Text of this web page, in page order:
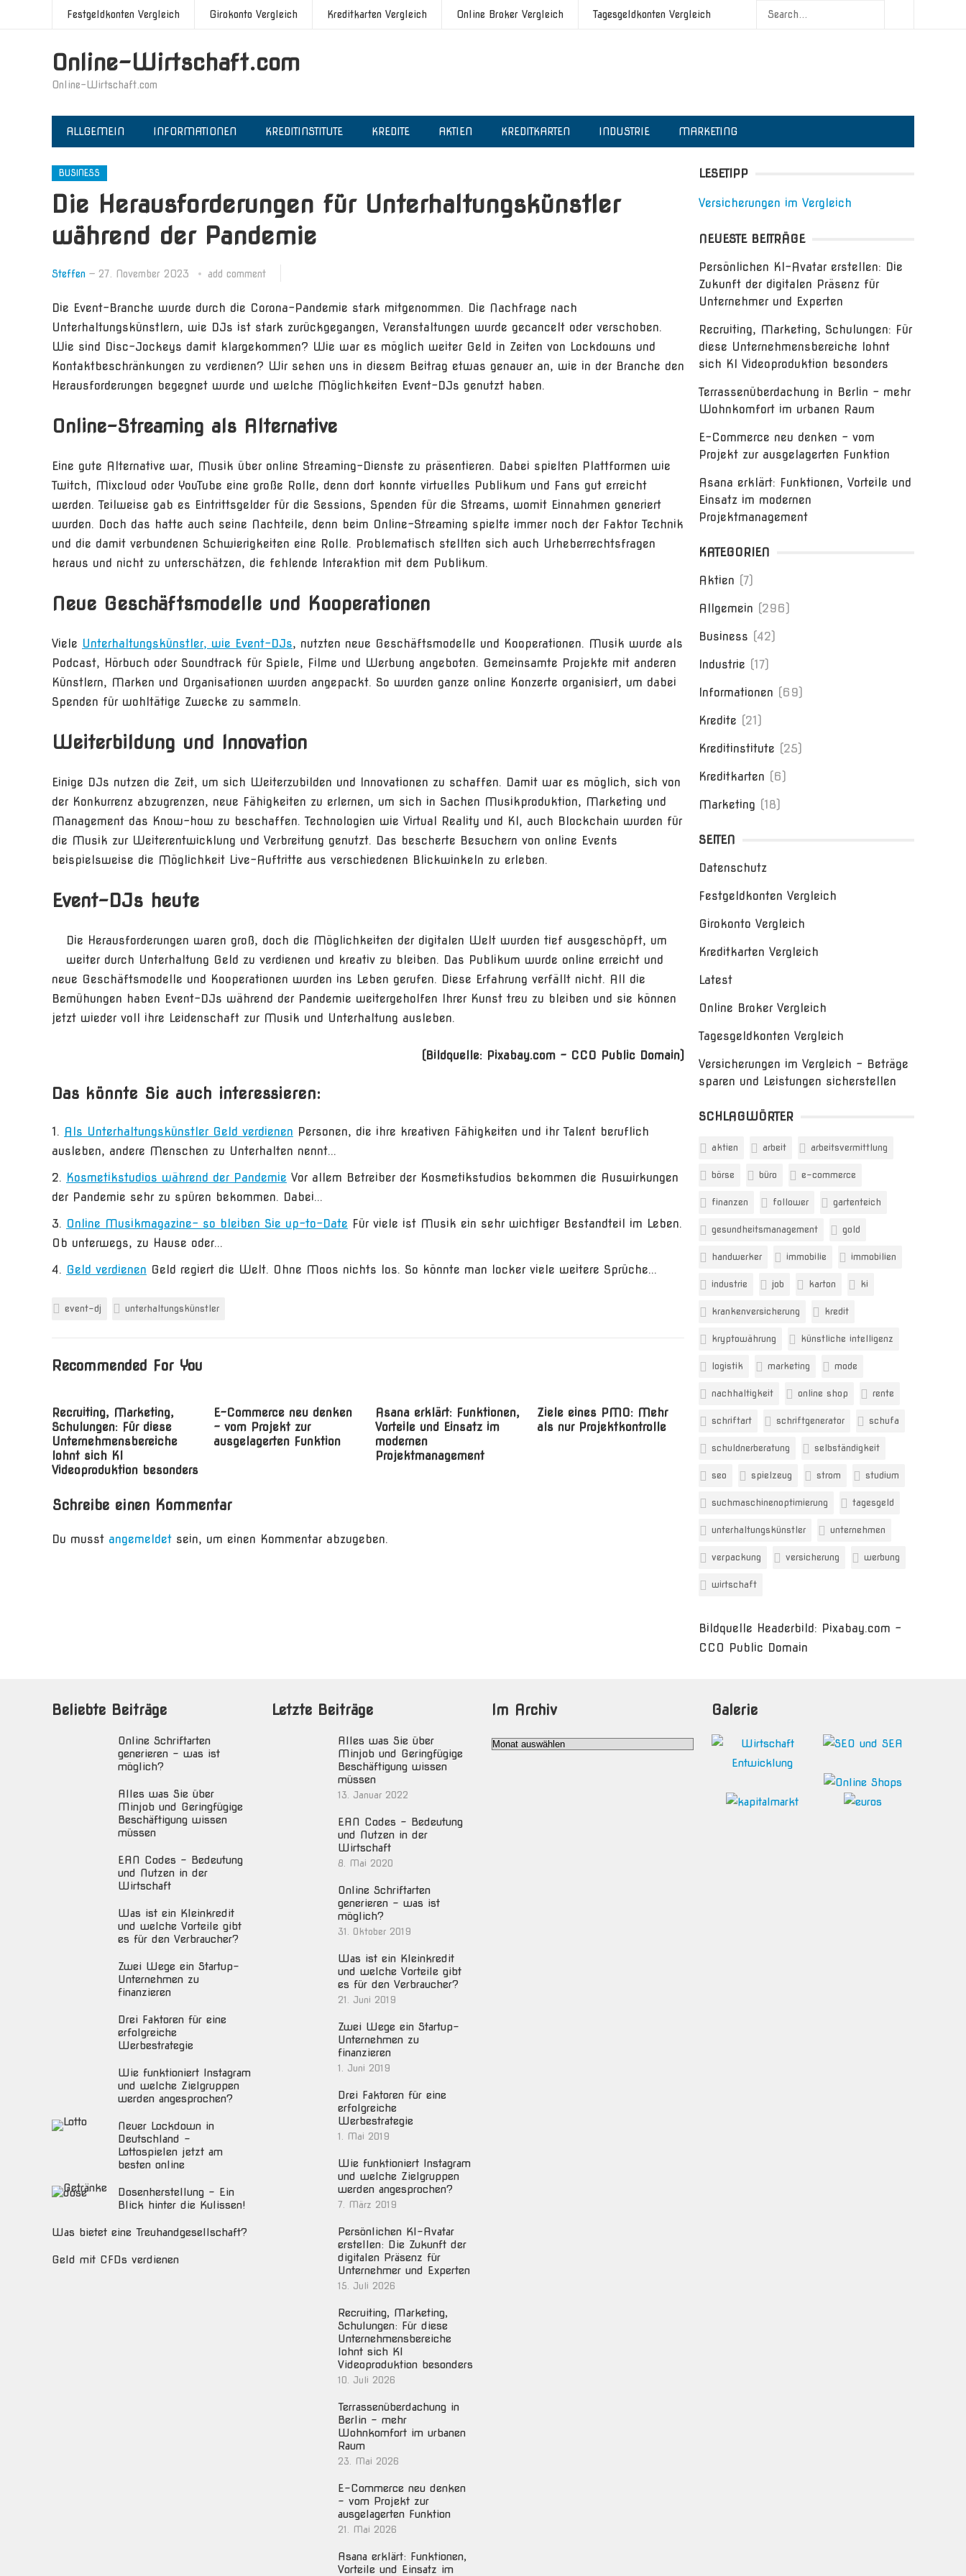
Festgeldkonten Vergleich Girokonto Vergleich Kreditkarten Vergleich Online Broker Vergleich Tagesgeldkonten Vergleich
Online-Wirtschaft.com
Online-Wirtschaft.com
ALLGEMEIN INFORMATIONEN KREDITINSTITUTE KREDITE AKTIEN KREDITKARTEN INDUSTRIE MARKETING
BUSINESS
Die Herausforderungen für Unterhaltungskünstler
während der Pandemie
Steffen — 27. November 2023 add comment
Die Event-Branche wurde durch die Corona-Pandemie stark mitgenommen. Die Nachfrage nach
Unterhaltungskünstlern, wie DJs ist stark zurückgegangen, Veranstaltungen wurde gecancelt oder verschoben.
Wie sind Disc-Jockeys damit klargekommen? Wie war es möglich weiter Geld in Zeiten von Lockdowns und
Kontaktbeschränkungen zu verdienen? Wir sehen uns in diesem Beitrag etwas genauer an, wie in der Branche den
Herausforderungen begegnet wurde und welche Möglichkeiten Event-DJs genutzt haben.
Online-Streaming als Alternative
Eine gute Alternative war, Musik über online Streaming-Dienste zu präsentieren. Dabei spielten Plattformen wie
Twitch, Mixcloud oder YouTube eine große Rolle, denn dort konnte virtuelles Publikum und Fans gut erreicht
werden. Teilweise gab es Eintrittsgelder für die Sessions, Spenden für die Streams, womit Einnahmen generiert
wurden. Doch das hatte auch seine Nachteile, denn beim Online-Streaming spielte immer noch der Faktor Technik
und die damit verbundenen Schwierigkeiten eine Rolle. Problematisch stellten sich auch Urheberrechtsfragen
heraus und nicht zu unterschätzen, die fehlende Interaktion mit dem Publikum.
Neue Geschäftsmodelle und Kooperationen
Viele Unterhaltungskünstler, wie Event-DJs, nutzten neue Geschäftsmodelle und Kooperationen. Musik wurde als
Podcast, Hörbuch oder Soundtrack für Spiele, Filme und Werbung angeboten. Gemeinsamte Projekte mit anderen
Künstlern, Marken und Organisationen wurden angepackt. So wurden ganze online Konzerte organisiert, um dabei
Spenden für wohltätige Zwecke zu sammeln.
Weiterbildung und Innovation
Einige DJs nutzen die Zeit, um sich Weiterzubilden und Innovationen zu schaffen. Damit war es möglich, sich von
der Konkurrenz abzugrenzen, neue Fähigkeiten zu erlernen, um sich in Sachen Musikproduktion, Marketing und
Management das Know-how zu beschaffen. Technologien wie Virtual Reality und KI, auch Blockchain wurden für
die Musik zur Weiterentwicklung und Verbreitung genutzt. Das bescherte Besuchern von online Events
beispielsweise die Möglichkeit Live-Auftritte aus verschiedenen Blickwinkeln zu erleben.
Event-DJs heute
Die Herausforderungen waren groß, doch die Möglichkeiten der digitalen Welt wurden tief ausgeschöpft, um
weiter durch Unterhaltung Geld zu verdienen und kreativ zu bleiben. Das Publikum wurde online erreicht und
neue Geschäftsmodelle und Kooperationen wurden ins Leben gerufen. Diese Erfahrung verfällt nicht. All die
Bemühungen haben Event-DJs während der Pandemie weitergeholfen Ihrer Kunst treu zu bleiben und sie können
jetzt wieder voll ihre Leidenschaft zur Musik und Unterhaltung ausleben.
(Bildquelle: Pixabay.com – CC0 Public Domain)
Das könnte Sie auch interessieren:
Als Unterhaltungskünstler Geld verdienen Personen, die ihre kreativen Fähigkeiten und ihr Talent beruflich
ausleben, andere Menschen zu Unterhalten nennt...
Kosmetikstudios während der Pandemie Vor allem Betreiber der Kosmetikstudios bekommen die Auswirkungen
der Pandemie sehr zu spüren bekommen. Dabei...
Online Musikmagazine- so bleiben Sie up-to-Date Für viele ist Musik ein sehr wichtiger Bestandteil im Leben.
Ob unterwegs, zu Hause oder...
Geld verdienen Geld regiert die Welt. Ohne Moos nichts los. So könnte man locker viele weitere Sprüche...
event-dj unterhaltungskünstler
Recommended For You
Recruiting, Marketing,
Schulungen: Für diese
Unternehmensbereiche
lohnt sich KI
Videoproduktion besonders
E-Commerce neu denken
– vom Projekt zur
ausgelagerten Funktion
Asana erklärt: Funktionen,
Vorteile und Einsatz im
modernen
Projektmanagement
Ziele eines PMO: Mehr
als nur Projektkontrolle
Schreibe einen Kommentar
Du musst angemeldet sein, um einen Kommentar abzugeben.
LESETIPP
Versicherungen im Vergleich
NEUESTE BEITRÄGE
Persönlichen KI-Avatar erstellen: Die
Zukunft der digitalen Präsenz für
Unternehmer und Experten
Recruiting, Marketing, Schulungen: Für
diese Unternehmensbereiche lohnt
sich KI Videoproduktion besonders
Terrassenüberdachung in Berlin – mehr
Wohnkomfort im urbanen Raum
E-Commerce neu denken – vom
Projekt zur ausgelagerten Funktion
Asana erklärt: Funktionen, Vorteile und
Einsatz im modernen
Projektmanagement
KATEGORIEN
Aktien (7)
Allgemein (296)
Business (42)
Industrie (17)
Informationen (69)
Kredite (21)
Kreditinstitute (25)
Kreditkarten (6)
Marketing (18)
SEITEN
Datenschutz
Festgeldkonten Vergleich
Girokonto Vergleich
Kreditkarten Vergleich
Latest
Online Broker Vergleich
Tagesgeldkonten Vergleich
Versicherungen im Vergleich – Beträge
sparen und Leistungen sicherstellen
SCHLAGWÖRTER
aktien arbeit arbeitsvermittlung
börse büro e-commerce
finanzen follower gartenteich
gesundheitsmanagement gold
handwerker immobilie immobilien
industrie job karton ki
krankenversicherung kredit
kryptowährung künstliche intelligenz
logistik marketing mode
nachhaltigkeit online shop rente
schriftart schriftgenerator schufa
schuldnerberatung selbständigkeit
seo spielzeug strom studium
suchmaschinenoptimierung tagesgeld
unterhaltungskünstler unternehmen
verpackung versicherung werbung
wirtschaft
Bildquelle Headerbild: Pixabay.com -
CC0 Public Domain
Beliebte Beiträge
Online Schriftarten
generieren – was ist
möglich?
Alles was Sie über
Minjob und Geringfügige
Beschäftigung wissen
müssen
EAN Codes – Bedeutung
und Nutzen in der
Wirtschaft
Was ist ein Kleinkredit
und welche Vorteile gibt
es für den Verbraucher?
Zwei Wege ein Startup-
Unternehmen zu
finanzieren
Drei Faktoren für eine
erfolgreiche
Werbestrategie
Wie funktioniert Instagram
und welche Zielgruppen
werden angesprochen?
Neuer Lockdown in
Deutschland –
Lottospielen jetzt am
besten online
Dosenherstellung – Ein
Blick hinter die Kulissen!
Was bietet eine Treuhandgesellschaft?
Geld mit CFDs verdienen
Letzte Beiträge
Alles was Sie über
Minjob und Geringfügige
Beschäftigung wissen
müssen
13. Januar 2022
EAN Codes – Bedeutung
und Nutzen in der
Wirtschaft
8. Mai 2020
Online Schriftarten
generieren – was ist
möglich?
31. Oktober 2019
Was ist ein Kleinkredit
und welche Vorteile gibt
es für den Verbraucher?
21. Juni 2019
Zwei Wege ein Startup-
Unternehmen zu
finanzieren
1. Juni 2019
Drei Faktoren für eine
erfolgreiche
Werbestrategie
1. Mai 2019
Wie funktioniert Instagram
und welche Zielgruppen
werden angesprochen?
7. März 2019
Persönlichen KI-Avatar
erstellen: Die Zukunft der
digitalen Präsenz für
Unternehmer und Experten
15. Juli 2026
Recruiting, Marketing,
Schulungen: Für diese
Unternehmensbereiche
lohnt sich KI
Videoproduktion besonders
10. Juli 2026
Terrassenüberdachung in
Berlin – mehr
Wohnkomfort im urbanen
Raum
23. Mai 2026
E-Commerce neu denken
– vom Projekt zur
ausgelagerten Funktion
21. Mai 2026
Asana erklärt: Funktionen,
Vorteile und Einsatz im
Im Archiv
Im
Galerie